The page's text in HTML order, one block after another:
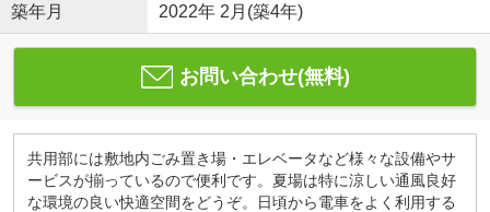
築年月 2022年 2月(築4年)
お問い合わせ(無料)
共用部には敷地内ごみ置き場・エレベータなど様々な設備やサ
ービスが揃っているので便利です。夏場は特に涼しい通風良好
な環境の良い快適空間をどうぞ。日頃から電車をよく利用する